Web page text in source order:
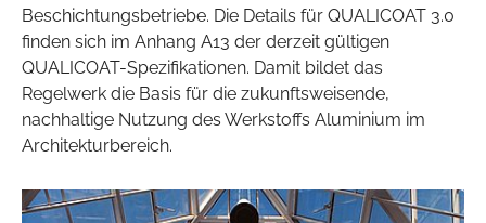
Beschichtungsbetriebe. Die Details für QUALICOAT 3.0
finden sich im Anhang A13 der derzeit gültigen
QUALICOAT-Spezifikationen. Damit bildet das
Regelwerk die Basis für die zukunftsweisende,
nachhaltige Nutzung des Werkstoffs Aluminium im
Architekturbereich.